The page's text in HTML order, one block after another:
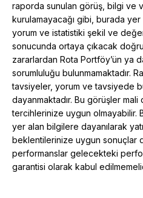
raporda sunulan görüş, bilgi ve
kurulamayacağı gibi, burada
yorum ve istatistiki şekil ve
sonucunda ortaya çıkacak
zararlardan Rota Portföy’ün ya
sorumluluğu bulunmamaktadır.
tavsiyeler, yorum ve tavsiyede
dayanmaktadır. Bu görüşler
tercihlerinize uygun olmayabilir.
yer alan bilgilere dayanılarak
beklentilerinize uygun sonuçlar
performanslar gelecekteki
garantisi olarak kabul